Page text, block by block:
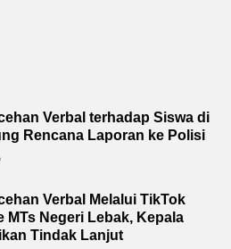
Verbal terhadap Siswa di
Rencana Laporan ke Polisi
Verbal Melalui TikTok
MTs Negeri Lebak, Kepala
Tindak Lanjut